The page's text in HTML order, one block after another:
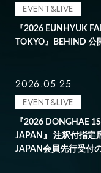
EVENT&LIVE
『2026 EUNHYUK
TOKYO』BEHIND 公
2026.05.25
EVENT&LIVE
『2026 DONGHAE
JAPAN』 注釈付指
JAPAN会員先行受